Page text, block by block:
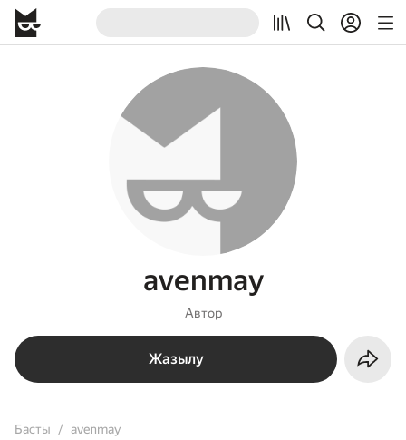
avenmay
Автор
Жазылу
Басты avenmay